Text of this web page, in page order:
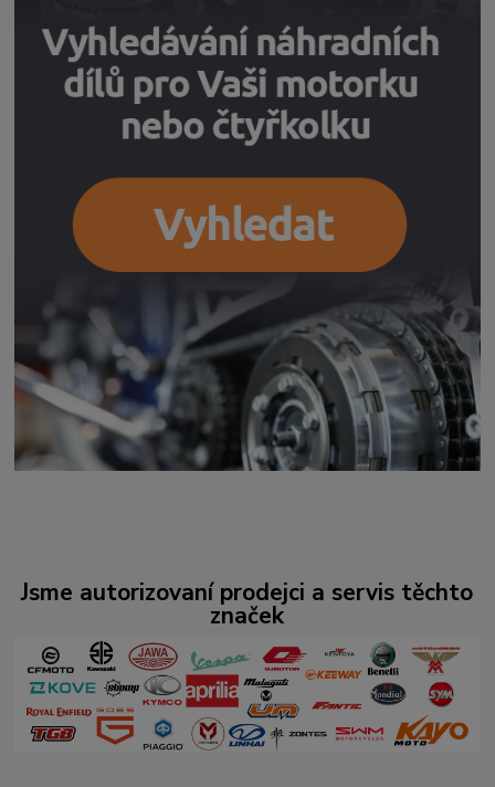
Jsme autorizovaní prodejci a servis těchto
značek